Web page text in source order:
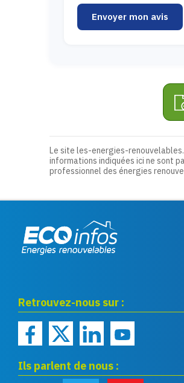
Envoyer mon avis
Le site les-energies-
informations indiquées ici ne sont
professionnel des énergies
Retrouvez-nous sur :
Ils parlent de nous :